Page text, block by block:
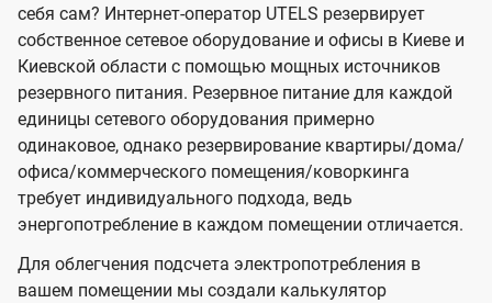
себя сам? Интернет-оператор UTELS резервирует
собственное сетевое оборудование и офисы в Киеве и
Киевской области с помощью мощных источников
резервного питания. Резервное питание для каждой
единицы сетевого оборудования примерно
одинаковое, однако резервирование квартиры/дома/
офиса/коммерческого помещения/коворкинга
требует индивидуального подхода, ведь
энергопотребление в каждом помещении отличается.
Для облегчения подсчета электропотребления в
вашем помещении мы создали калькулятор